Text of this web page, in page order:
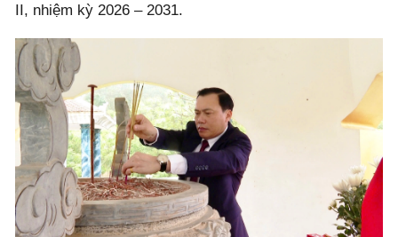
II, nhiệm kỳ 2026 – 2031.